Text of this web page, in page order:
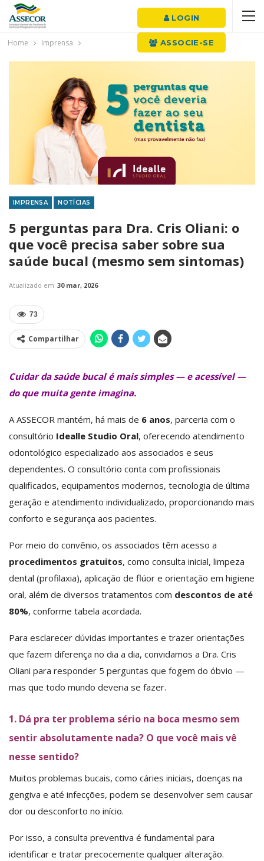
LOGIN
ASSOCIE-SE
Home Imprensa
IMPRENSA NOTÍCIAS
5 perguntas para Dra. Cris Oliani: o
que você precisa saber sobre sua
saúde bucal (mesmo sem sintomas)
Atualizado em 30 mar, 2026
73
Compartilhar
Cuidar da saúde bucal é mais simples — e acessível —
do que muita gente imagina.
A ASSECOR mantém, há mais de 6 anos, parceria com o
consultório Idealle Studio Oral, oferecendo atendimento
odontológico especializado aos associados e seus
dependentes. O consultório conta com profissionais
qualificados, equipamentos modernos, tecnologia de última
geração e atendimento individualizado, proporcionando mais
conforto e segurança aos pacientes.
Por meio do convênio, os associados têm acesso a
procedimentos gratuitos, como consulta inicial, limpeza
dental (profilaxia), aplicação de flúor e orientação em higiene
oral, além de diversos tratamentos com descontos de até
80%, conforme tabela acordada.
Para esclarecer dúvidas importantes e trazer orientações
que fazem diferença no dia a dia, convidamos a Dra. Cris
Oliani para responder 5 perguntas que fogem do óbvio —
mas que todo mundo deveria se fazer.
1. Dá pra ter problema sério na boca mesmo sem
sentir absolutamente nada? O que você mais vê
nesse sentido?
Muitos problemas bucais, como cáries iniciais, doenças na
gengiva e até infecções, podem se desenvolver sem causar
dor ou desconforto no início.
Por isso, a consulta preventiva é fundamental para
identificar e tratar precocemente qualquer alteração.